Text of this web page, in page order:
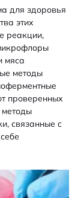
для здоровья
этих
реакции,
мяса
методы
проверенных
методы
связанные с